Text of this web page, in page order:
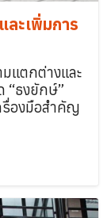
ะเพิ่มการ
แตกต่างและ
“ธงยักษ์”
รื่องมือสำคัญ